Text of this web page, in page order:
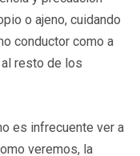
o ajeno, cuidando
conductor como a
resto de los
es infrecuente ver a
veremos, la